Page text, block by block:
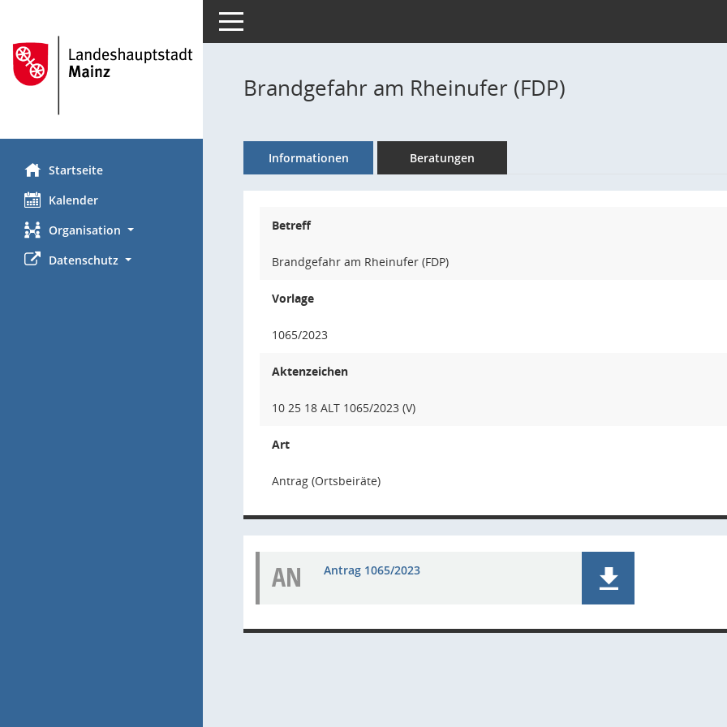
Startseite
Kalender
Organisation
Datenschutz
Toggle navigation
Brandgefahr am Rheinufer (FDP)
Informationen Beratungen
Betreff
Brandgefahr am Rheinufer (FDP)
Vorlage
1065/2023
Aktenzeichen
10 25 18 ALT 1065/2023 (V)
Art
Antrag (Ortsbeiräte)
AN Antrag 1065/2023